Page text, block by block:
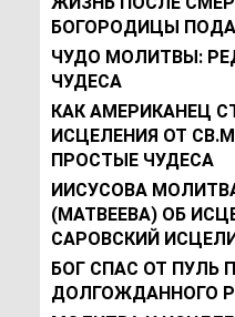
БОГОРОДИЦЫ
ЧУДО МОЛИТВЫ:
ЧУДЕСА
КАК АМЕРИКАНЕЦ
ИСЦЕЛЕНИЯ ОТ
ПРОСТЫЕ ЧУДЕСА
ИИСУСОВА
(МАТВЕЕВА) ОБ
САРОВСКИЙ
БОГ СПАС ОТ ПУЛЬ
ДОЛГОЖДАННОГО